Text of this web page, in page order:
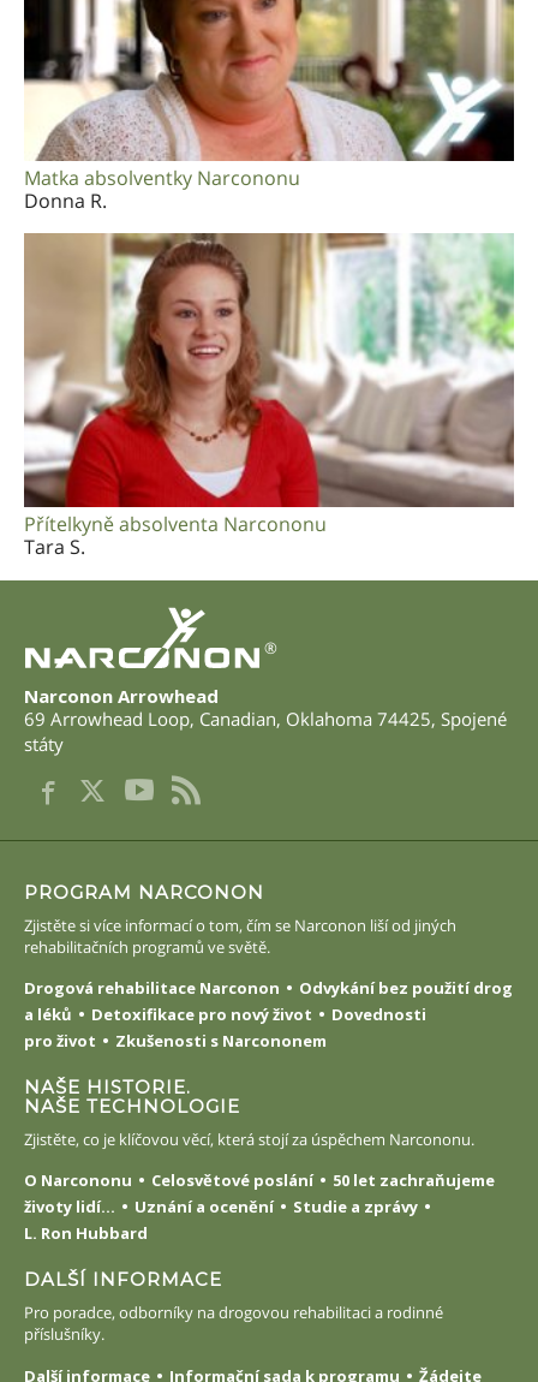
Matka absolventky Narcononu
Donna R.
Přítelkyně absolventa Narcononu
Tara S.
®
Narconon Arrowhead
69 Arrowhead Loop, Canadian, Oklahoma 74425, Spojené
státy
PROGRAM NARCONON
Zjistěte si více informací o tom, čím se Narconon liší od jiných
rehabilitačních programů ve světě.
Drogová rehabilitace Narconon
Odvykání bez použití drog
a léků
Detoxifikace pro nový život
Dovednosti
pro život
Zkušenosti s Narcononem
NAŠE HISTORIE.
NAŠE TECHNOLOGIE
Zjistěte, co je klíčovou věcí, která stojí za úspěchem Narcononu.
O Narcononu
Celosvětové poslání
50 let zachraňujeme
životy lidí...
Uznání a ocenění
Studie a zprávy
L. Ron Hubbard
DALŠÍ INFORMACE
Pro poradce, odborníky na drogovou rehabilitaci a rodinné
příslušníky.
Další informace
Informační sada k programu Žádejte